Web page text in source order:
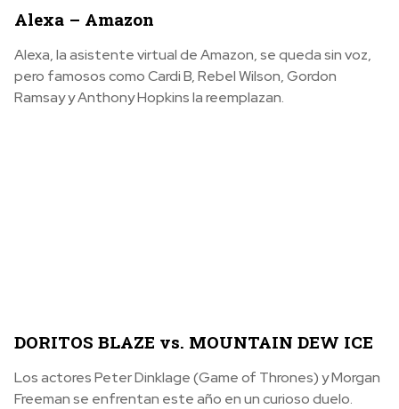
Alexa – Amazon
Alexa, la asistente virtual de Amazon, se queda sin voz,
pero famosos como Cardi B, Rebel Wilson, Gordon
Ramsay y Anthony Hopkins la reemplazan.
DORITOS BLAZE vs. MOUNTAIN DEW ICE
Los actores Peter Dinklage (Game of Thrones) y Morgan
Freeman se enfrentan este año en un curioso duelo.